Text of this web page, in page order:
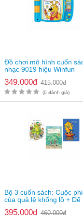
hiểu thế giới của nhau,
Đồ chơi mô hình cuốn
nhạc 9019 hiệu Winfun
349.000đ 415.000đ
(0 đánh giá)
Bộ 3 cuốn sách: Cuộc
của quả lê khổng lồ + Dế
của Mít Đặc
395.000đ 460.000đ